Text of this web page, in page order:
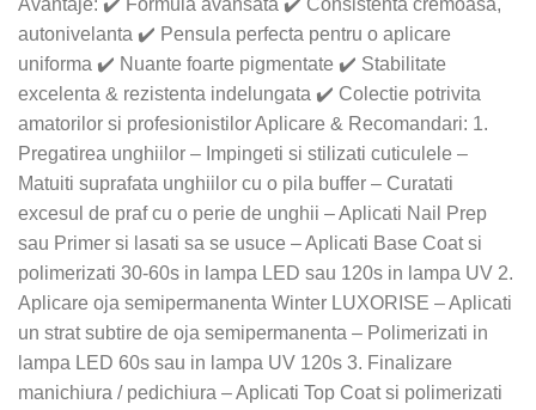
autonivelanta ✔️ Pensula perfecta pentru o aplicare
uniforma ✔️ Nuante foarte pigmentate ✔️ Stabilitate
excelenta & rezistenta indelungata ✔️ Colectie potrivita
amatorilor si profesionistilor Aplicare & Recomandari: 1.
Pregatirea unghiilor – Impingeti si stilizati cuticulele –
Matuiti suprafata unghiilor cu o pila buffer – Curatati
excesul de praf cu o perie de unghii – Aplicati Nail Prep
sau Primer si lasati sa se usuce – Aplicati Base Coat si
polimerizati 30-60s in lampa LED sau 120s in lampa UV 2.
Aplicare oja semipermanenta Winter LUXORISE – Aplicati
un strat subtire de oja semipermanenta – Polimerizati in
lampa LED 60s sau in lampa UV 120s 3. Finalizare
manichiura / pedichiura – Aplicati Top Coat si polimerizati